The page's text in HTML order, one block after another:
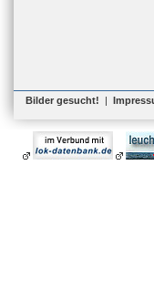
Bilder gesucht! |